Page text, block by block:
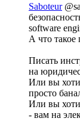
Saboteur
software
А что
Писать
на
Или вы
просто
Или вы
- вам на